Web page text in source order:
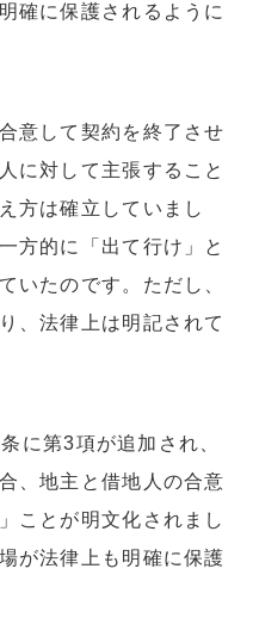
確に保護されるように
意して契約を終了させ
に対して主張すること
方は確立していまし
方的に「出て行け」と
いたのです。ただし、
、法律上は明記されて
に第3項が追加され、
、地主と借地人の合意
ことが明文化されまし
が法律上も明確に保護